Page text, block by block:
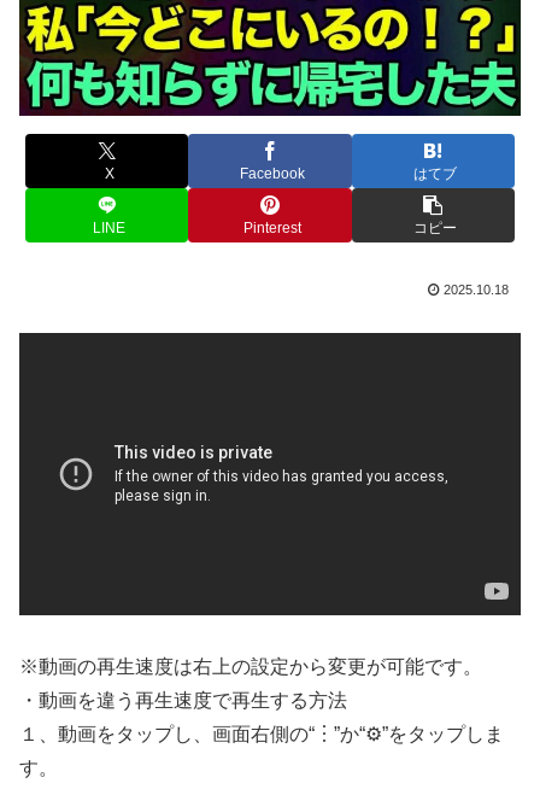
X Facebook はてブ
LINE Pinterest コピー
2025.10.18
※動画の再生速度は右上の設定から変更が可能です。
・動画を違う再生速度で再生する方法
１、動画をタップし、画面右側の“︙”か“⚙”をタップしま
す。